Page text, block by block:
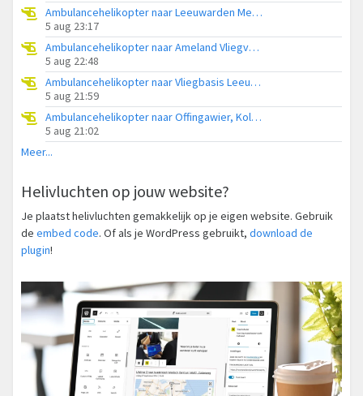
Ambulancehelikopter naar Leeuwarden Medical Center Heliport
5 aug 23:17
Ambulancehelikopter naar Ameland Vliegveld Ballum
5 aug 22:48
Ambulancehelikopter naar Vliegbasis Leeuwarden
5 aug 21:59
Ambulancehelikopter naar Offingawier, Kolmarslân
5 aug 21:02
Meer...
Helivluchten op jouw website?
Je plaatst helivluchten gemakkelijk op je eigen website. Gebruik
de embed code. Of als je WordPress gebruikt, download de
plugin!